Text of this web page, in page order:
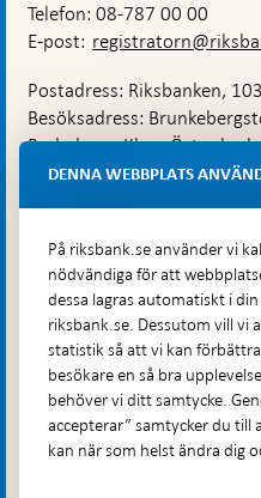
Telefon: 08-787 00 00
E-post:
Postadress: Riksbanken,
Besöksadress:
Budadress: Klara Östra
Lastplats 6
Hitta direkt
Frågor och svar-
Öppnas
i
ny
flik
Till Riksbankens
Presskontakt
Integritetspolicy
DENNA WEBBPLATS
På riksbank.se använder vi
nödvändiga för att
dessa lagras automatiskt i
riksbank.se. Dessutom vill vi
statistik så att vi kan
besökare en så bra
behöver vi ditt samtycke.
accepterar” samtycker du till
kan när som helst ändra dig